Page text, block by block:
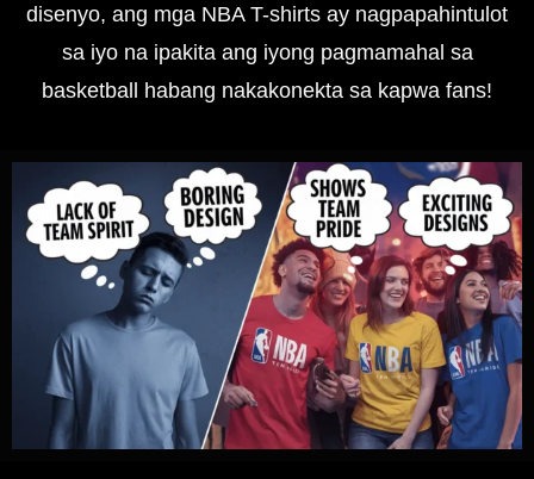
disenyo, ang mga NBA T-shirts ay nagpapahintulot
sa iyo na ipakita ang iyong pagmamahal sa
basketball habang nakakonekta sa kapwa fans!